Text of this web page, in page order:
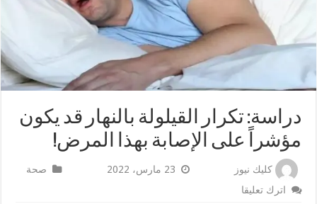
دراسة: تكرار القيلولة بالنهار قد يكون
مؤشراً على الإصابة بهذا المرض!
كليك نيوز 23 مارس، 2022
صحة
اترك تعليقا